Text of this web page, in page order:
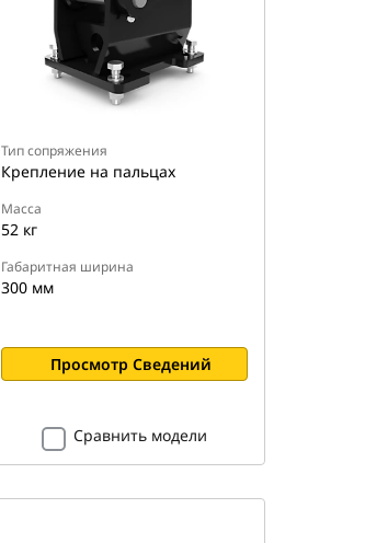
Тип сопряжения
Крепление на пальцах
Масса
52 кг
Габаритная ширина
300 мм
Просмотр Сведений
Сравнить модели